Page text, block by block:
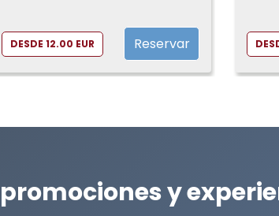
DESDE 12.00 EUR Reservar
y